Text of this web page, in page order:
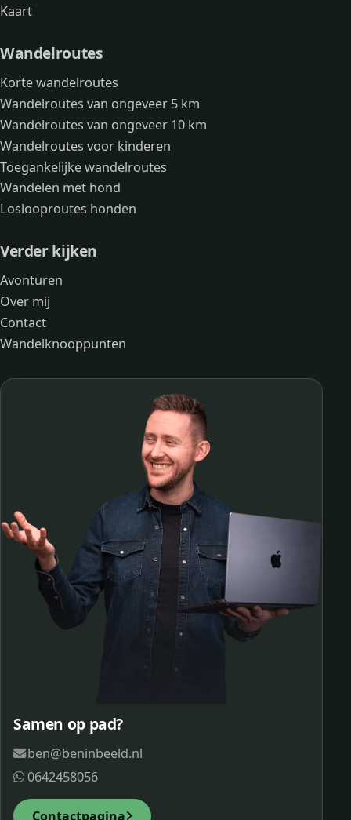
Kaart
Wandelroutes
Korte wandelroutes
Wandelroutes van ongeveer 5 km
Wandelroutes van ongeveer 10 km
Wandelroutes voor kinderen
Toegankelijke wandelroutes
Wandelen met hond
Loslooproutes honden
Verder kijken
Avonturen
Over mij
Contact
Wandelknooppunten
Samen op pad?
ben@beninbeeld.nl
0642458056
Contactpagina